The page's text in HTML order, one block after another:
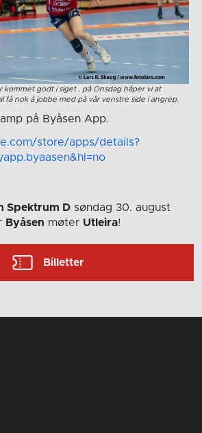
kommet godt i siget . på Onsdag håper vi at
få nok å jobbe med på vår venstre side i angrep.
på Byåsen App.
store/apps/details?
Spektrum D søndag 30. august
Byåsen møter Utleira!
Billetter